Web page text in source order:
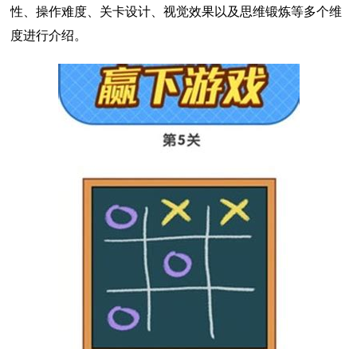
性、操作难度、关卡设计、视觉效果以及思维锻炼等多个维
度进行介绍。